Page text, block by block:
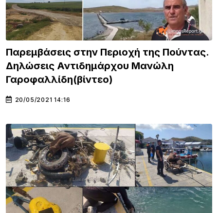
Παρεμβάσεις στην Περιοχή της Πούντας.
Δηλώσεις Αντιδημάρχου Μανώλη
Γαροφαλλίδη(βίντεο)
20/05/2021 14:16